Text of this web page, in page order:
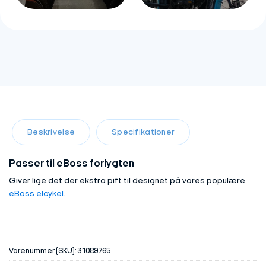
Beskrivelse Specifikationer
Passer til eBoss forlygten
Giver lige det der ekstra pift til designet på vores populære
eBoss elcykel.
Varenummer (SKU): 31089765